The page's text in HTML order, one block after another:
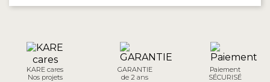
KARE cares
Nos projets
GARANTIE
de 2 ans
Paiement
SÉCURISÉ